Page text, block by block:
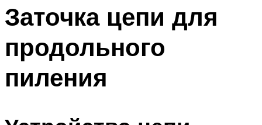
Заточка цепи для
продольного
пиления